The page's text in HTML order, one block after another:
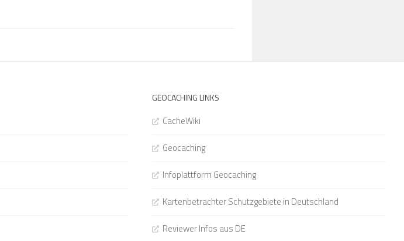
GEOCACHING LINKS
CacheWiki
Geocaching
Infoplattform Geocaching
Kartenbetrachter Schutzgebiete in Deutschland
Reviewer Infos aus DE